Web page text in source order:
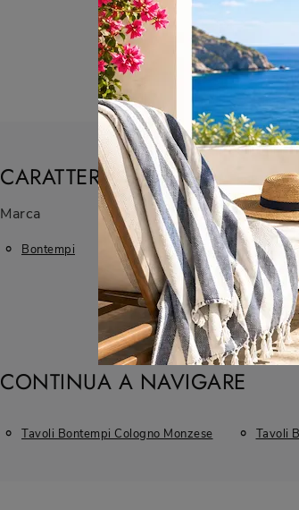
CARATTERISTICHE
Marca
Bontempi
Ambiente
Da Pranzo
CONTINUA A NAVIGARE
Tavoli Bontempi Cologno Monzese Tavoli